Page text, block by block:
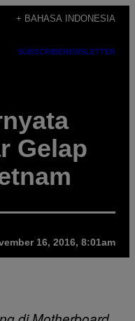
+ BAHASA INDONESIA
SUBSCRIBENEWSLETTER
Gelap
16, 2016, 8:01am